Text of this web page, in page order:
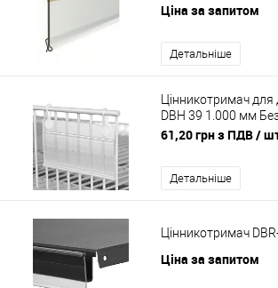
Ціна за запитом
Детальніше
Цінникотримач для
DBH 39 1.000 мм Без
клипс Ціна до 150
61,20 грн з ПДВ/
Детальніше
Цінникотримач
Ціна за запитом